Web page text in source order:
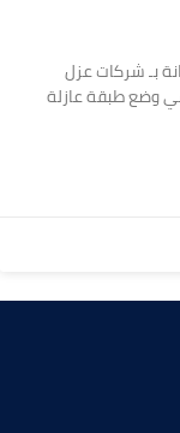
بـ شركات عزل
وضع طبقة عازلة